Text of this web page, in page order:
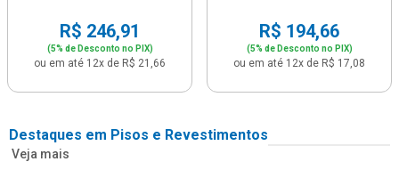
R$ 246,91
(5% de Desconto no PIX)
ou em até 12x de R$ 21,66
R$ 194,66
(5% de Desconto no PIX)
ou em até 12x de R$ 17,08
Destaques em Pisos e Revestimentos
Veja mais